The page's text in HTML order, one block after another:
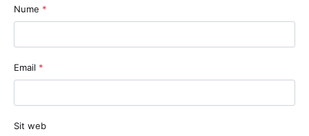
Nume *
Email *
Sit web